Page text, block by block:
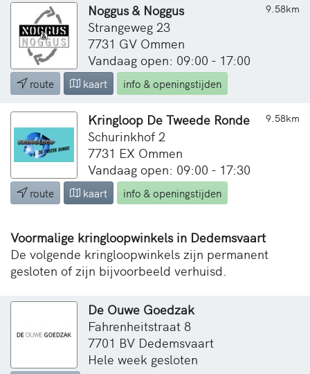
9.58km
Noggus & Noggus
Strangeweg 23
7731 GV Ommen
Vandaag open: 09:00 - 17:00
route kaart info & openingstijden
9.58km
Kringloop De Tweede Ronde
Schurinkhof 2
7731 EX Ommen
Vandaag open: 09:00 - 17:30
route kaart info & openingstijden
Voormalige kringloopwinkels in Dedemsvaart
De volgende kringloopwinkels zijn permanent
gesloten of zijn bijvoorbeeld verhuisd.
De Ouwe Goedzak
Fahrenheitstraat 8
7701 BV Dedemsvaart
Hele week gesloten